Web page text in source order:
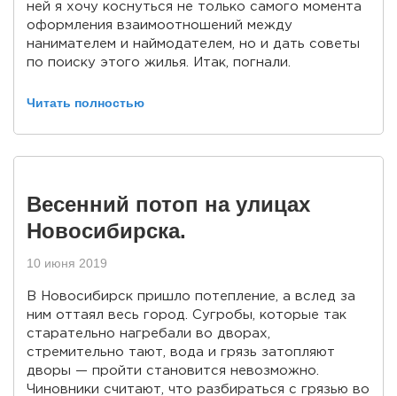
ней я хочу коснуться не только самого момента
оформления взаимоотношений между
нанимателем и наймодателем, но и дать советы
по поиску этого жилья. Итак, погнали.
Читать полностью
Весенний потоп на улицах
Новосибирска.
10 июня 2019
В Новосибирск пришло потепление, а вслед за
ним оттаял весь город. Сугробы, которые так
старательно нагребали во дворах,
стремительно тают, вода и грязь затопляют
дворы — пройти становится невозможно.
Чиновники считают, что разбираться с грязью во